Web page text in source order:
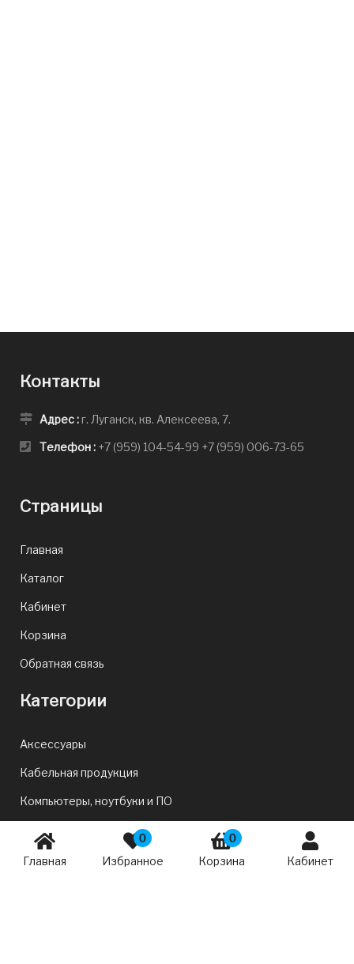
Главная
0
Избранное
0
Корзина Кабинет
Контакты
Адрес :г. Луганск, кв. Алексеева, 7.
Телефон : +7 (959) 104-54-99 +7 (959) 006-73-65
Страницы
Главная
Каталог
Кабинет
Корзина
Обратная связь
Категории
Аксессуары
Кабельная продукция
Компьютеры, ноутбуки и ПО
Периферия и аксессуары
Комплектующие для ПК и ноутбуков